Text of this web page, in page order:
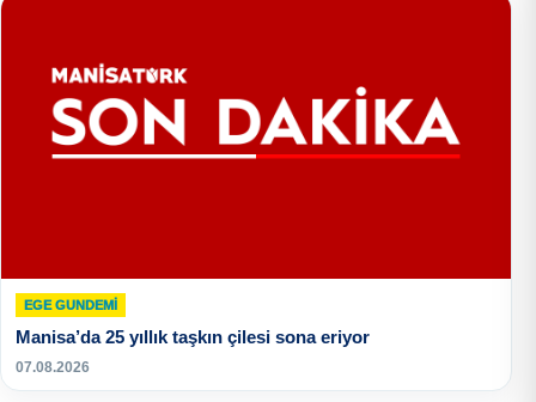
EGE GUNDEMİ
Manisa’da 25 yıllık taşkın çilesi sona eriyor
07.08.2026